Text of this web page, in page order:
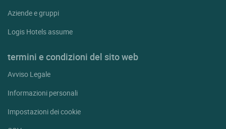
Aziende e gruppi
Logis Hotels assume
termini e condizioni del sito web
Avviso Legale
Informazioni personali
Impostazioni dei cookie